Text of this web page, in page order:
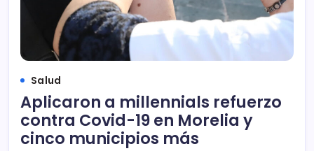
Salud
Aplicaron a millennials refuerzo
contra Covid-19 en Morelia y
cinco municipios más